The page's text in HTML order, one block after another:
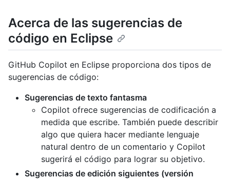
Acerca de las sugerencias de
código en Eclipse
GitHub Copilot en Eclipse proporciona dos tipos de
sugerencias de código:
Sugerencias de texto fantasma
Copilot ofrece sugerencias de codificación a
medida que escribe. También puede describir
algo que quiera hacer mediante lenguaje
natural dentro de un comentario y Copilot
sugerirá el código para lograr su objetivo.
Sugerencias de edición siguientes (versión